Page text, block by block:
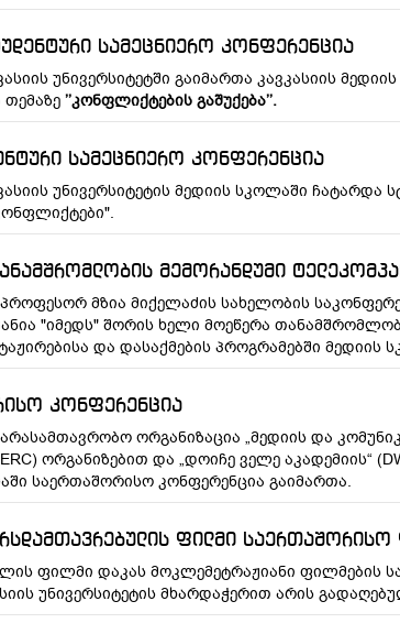
სამეცნიერო კონფერენცია
უნივერსიტეტში გაიმართა კავკასიის
’’კონფლიქტების გაშუქება’’.
სამეცნიერო კონფერენცია
უნივერსიტეტის მედიის სკოლაში ჩატარდა
მემორანდუმი
მზია მიქელაძის სახელობის
"იმედს" შორის ხელი მოეწერა
და დასაქმების პროგრამებში მედიის
კონფერენცია
არასამთავრობო ორგანიზაცია „მედიის და
ორგანიზებით და „დოიჩე ველე აკადემიის“
საერთაშორისო კონფერენცია გაიმართა.
ფილმი საერთაშორისო
ფილმი დაკას მოკლემეტრაჟიანი ფილმების
უნივერსიტეტის მხარდაჭერით არის